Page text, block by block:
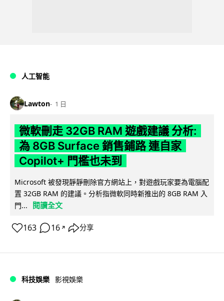
人工智能
Lawton 1 日
微軟刪走 32GB RAM 遊戲建議 分析:
為 8GB Surface 銷售鋪路 連自家
Copilot+ 門檻也未到
Microsoft 被發現靜靜刪除官方網站上，對遊戲玩家要為電腦配
置 32GB RAM 的建議。分析指微軟同時新推出的 8GB RAM 入
門...
閱讀全文
163 16 ↗ 分享
科技娛樂 影視娛樂